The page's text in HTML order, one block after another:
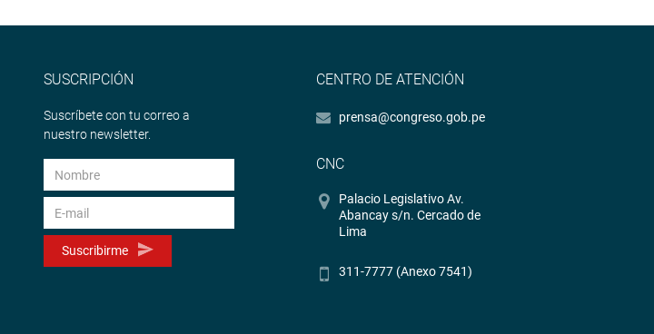
SUSCRIPCIÓN
Suscríbete con tu correo a
nuestro newsletter.
Suscribirme
CENTRO DE ATENCIÓN
prensa@congreso.gob.pe
CNC
Palacio Legislativo Av.
Abancay s/n. Cercado de
Lima
311-7777 (Anexo 7541)